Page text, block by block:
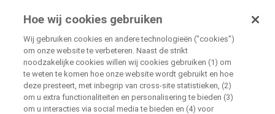
Onderzoekvoormij.nl
door Roche
Disease Area Overview
Kanker
Longkanker
Sluiten
Sluiten
Sluiten
Sluiten
Sluiten
Hoe wij cookies gebruiken
Wij gebruiken cookies en andere technologieën ("cookies")
om onze website te verbeteren. Naast de strikt
noodzakelijke cookies willen wij cookies gebruiken (1) om
te weten te komen hoe onze website wordt gebruikt en hoe
deze presteert, met inbegrip van cross-site statistieken, (2)
om u extra functionaliteiten en personalisering te bieden (3)
om u interacties via social media te bieden en (4) voor